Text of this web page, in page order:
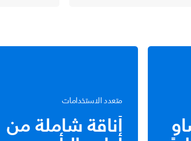
متعدد الاستخدامات
أناقة شاملة من